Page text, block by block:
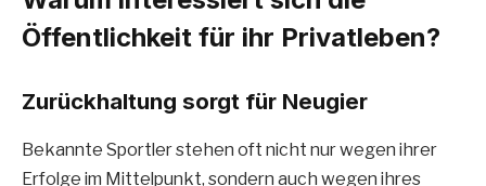
Öffentlichkeit für ihr Privatleben?
Zurückhaltung sorgt für Neugier
Bekannte Sportler stehen oft nicht nur wegen ihrer
Erfolge im Mittelpunkt, sondern auch wegen ihres